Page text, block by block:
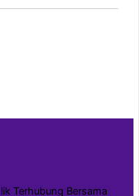
Terhubung Bersama